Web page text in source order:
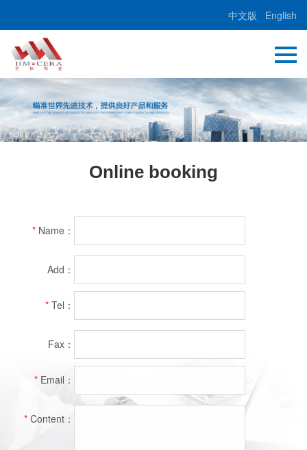
中文版 English
Online booking
* Name：
Add：
* Tel：
Fax：
* Email：
* Content：